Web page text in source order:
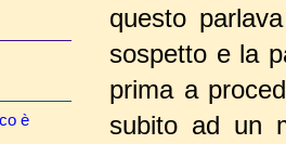
questo
sospetto e la
prima a
subito ad un
è